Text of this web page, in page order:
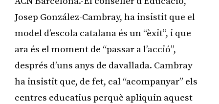
Josep González-Cambray, ha insistit que el
model d’escola catalana és un “èxit”, i que
ara és el moment de “passar a l’acció”,
després d’uns anys de davallada. Cambray
ha insistit que, de fet, cal “acompanyar” els
centres educatius perquè apliquin aquest